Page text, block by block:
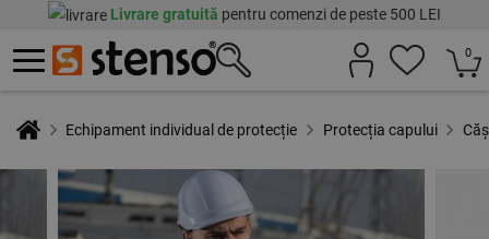
Livrare gratuită pentru comenzi de peste 500 LEI
0
Echipament individual de protecție Protecția capului